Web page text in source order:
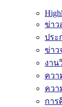
ข่าว
ประ
ข่าว
งาน
ควา
ควา
การ